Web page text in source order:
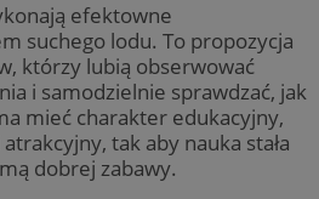
efektowne
suchego lodu. To propozycja
którzy lubią obserwować
i samodzielnie sprawdzać, jak
mieć charakter edukacyjny,
tak aby nauka stała
dobrej zabawy.